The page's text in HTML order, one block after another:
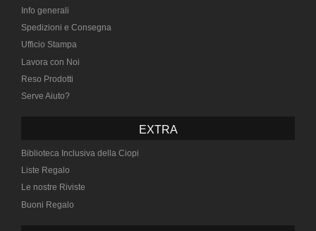
Info generali
Spedizioni e Consegna
Ufficio Stampa
Lavora con Noi
Reso Prodotti
Serve Aiuto?
EXTRA
Biblioteca Inclusiva della Ciopi
Liste Regalo
Le nostre Riviste
Buoni Regalo